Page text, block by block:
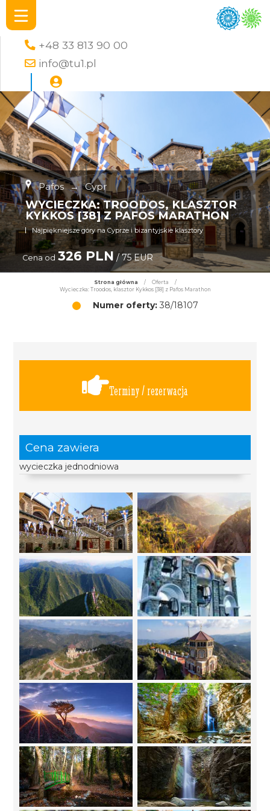
+48 33 813 90 00
info@tu1.pl
Pafos → Cypr
WYCIECZKA: TROODOS, KLASZTOR
KYKKOS [38] Z PAFOS MARATHON
Najpiękniejsze góry na Cyprze i bizantyjskie klasztory
Cena od 326 PLN / 75 EUR
Strona główna / Oferta
/
Wycieczka: Troodos, klasztor Kykkos [38] z Pafos Marathon
Numer oferty:38/18107
Terminy / rezerwacja
Cena zawiera
wycieczka jednodniowa